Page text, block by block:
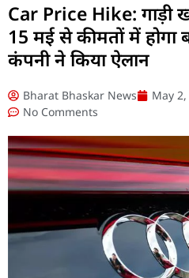
Car Price Hike: गाड़ी
15 मई से कीमतों में होगा
कंपनी ने किया ऐलान
Bharat Bhaskar News May
No Comments